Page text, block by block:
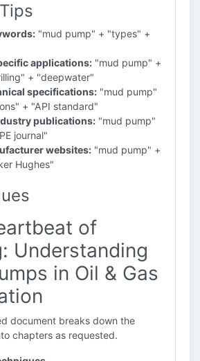
"mud pump" + "types" +
applications: "mud pump" +
+ "deepwater"
specifications: "mud pump"
+ "API standard"
publications: "mud pump"
journal"
websites: "mud pump" +
Hughes"
of
Understanding
in Oil & Gas
document breaks down the
chapters as requested.